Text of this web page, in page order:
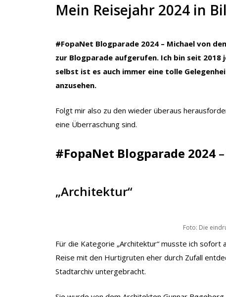
Mein Reisejahr 2024 in
#FopaNet Blogparade 2024 – Michael von
zur Blogparade aufgerufen. Ich bin seit 2018
selbst ist es auch immer eine tolle
anzusehen.
Folgt mir also zu den wieder überaus
eine Überraschung sind.
#FopaNet Blogparade 2024
„Architektur“
Foto: Die
Für die Kategorie „Architektur“ musste ich sofort
Reise mit den Hurtigruten eher durch Zufall
Stadtarchiv untergebracht.